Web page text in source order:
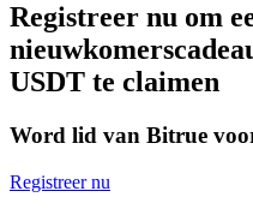
Registreer nu om
USDT te claimen
Word lid van Bitrue
Registreer nu